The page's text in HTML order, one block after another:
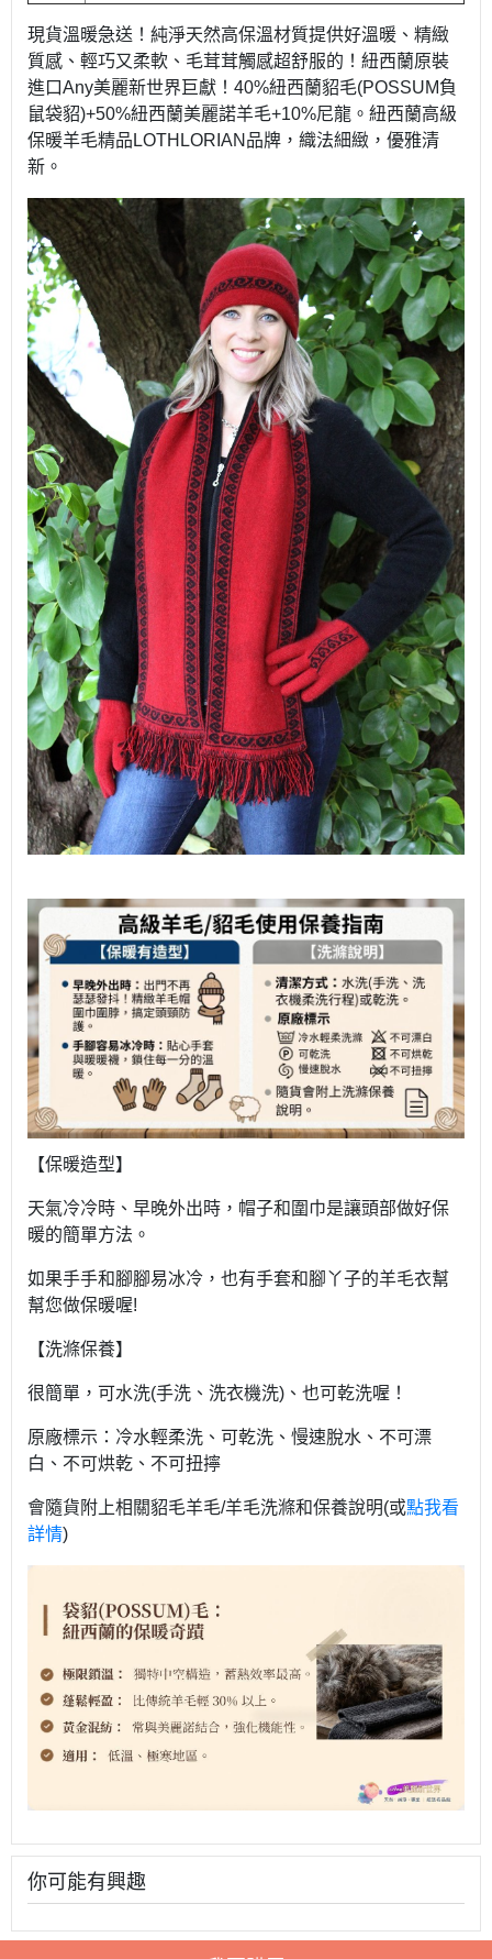
現貨溫暖急送！純淨天然高保溫材質提供好溫暖、精緻
質感、輕巧又柔軟、毛茸茸觸感超舒服的！紐西蘭原裝
進口Any美麗新世界巨獻！40%紐西蘭貂毛(POSSUM負
鼠袋貂)+50%紐西蘭美麗諾羊毛+10%尼龍。紐西蘭高級
保暖羊毛精品LOTHLORIAN品牌，織法細緻，優雅清
新。
【保暖造型】
天氣冷冷時、早晚外出時，帽子和圍巾是讓頭部做好保
暖的簡單方法。
如果手手和腳腳易冰冷，也有手套和腳丫子的羊毛衣幫
幫您做保暖喔!
【洗滌保養】
很簡單，可水洗(手洗、洗衣機洗)、也可乾洗喔！
原廠標示：冷水輕柔洗、可乾洗、慢速脫水、不可漂
白、不可烘乾、不可扭擰
會隨貨附上相關貂毛羊毛/羊毛洗滌和保養說明(或點我看
詳情)
你可能有興趣